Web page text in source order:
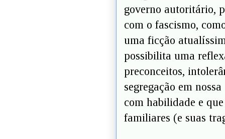
governo autoritário,
com o fascismo,
uma ficção
possibilita uma
preconceitos,
segregação em
com habilidade e
familiares (e suas